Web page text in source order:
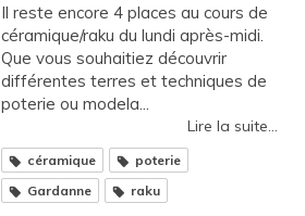
Il reste encore 4 places au cours de
céramique/raku du lundi après-midi.
Que vous souhaitiez découvrir
différentes terres et techniques de
poterie ou modela...
Lire la suite...
céramique
poterie
Gardanne
raku